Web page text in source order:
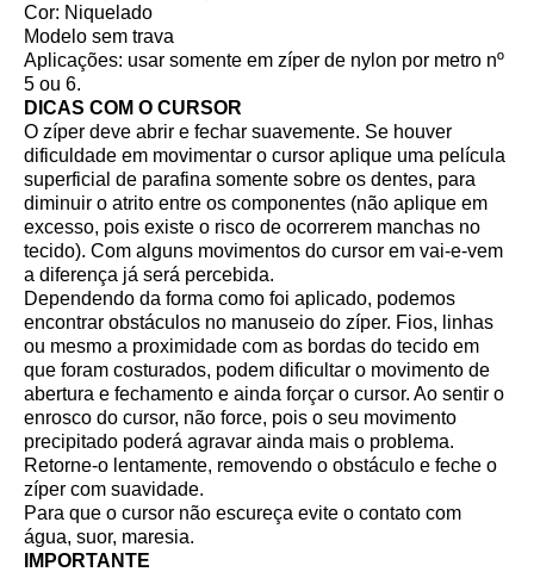
Cor: Niquelado
Modelo sem trava
Aplicações: usar somente em zíper de nylon por metro nº
5 ou 6.
DICAS COM O CURSOR
O zíper deve abrir e fechar suavemente. Se houver
dificuldade em movimentar o cursor aplique uma película
superficial de parafina somente sobre os dentes, para
diminuir o atrito entre os componentes (não aplique em
excesso, pois existe o risco de ocorrerem manchas no
tecido). Com alguns movimentos do cursor em vai-e-vem
a diferença já será percebida.
Dependendo da forma como foi aplicado, podemos
encontrar obstáculos no manuseio do zíper. Fios, linhas
ou mesmo a proximidade com as bordas do tecido em
que foram costurados, podem dificultar o movimento de
abertura e fechamento e ainda forçar o cursor. Ao sentir o
enrosco do cursor, não force, pois o seu movimento
precipitado poderá agravar ainda mais o problema.
Retorne-o lentamente, removendo o obstáculo e feche o
zíper com suavidade.
Para que o cursor não escureça evite o contato com
água, suor, maresia.
IMPORTANTE